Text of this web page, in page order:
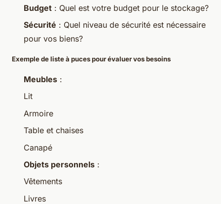
Budget : Quel est votre budget pour le stockage?
Sécurité : Quel niveau de sécurité est nécessaire
pour vos biens?
Exemple de liste à puces pour évaluer vos besoins
Meubles :
Lit
Armoire
Table et chaises
Canapé
Objets personnels :
Vêtements
Livres